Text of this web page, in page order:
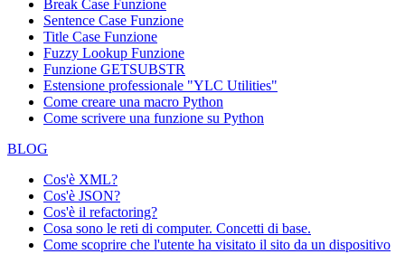
Break Case Funzione
Sentence Case Funzione
Title Case Funzione
Fuzzy Lookup Funzione
Funzione GETSUBSTR
Estensione professionale "YLC Utilities"
Come creare una macro Python
Come scrivere una funzione su Python
BLOG
Cos'è XML?
Cos'è JSON?
Cos'è il refactoring?
Cosa sono le reti di computer. Concetti di base.
Come scoprire che l'utente ha visitato il sito da un dispositivo